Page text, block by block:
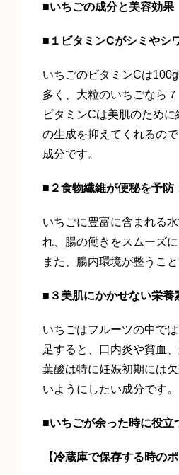
■いちごの成分と美容効果
■１ビタミンCがシミやシ
いちごのビタミンCは
多く、大粒のいちごなら
ビタミンCは美肌のため
の生成を抑えてくれるの
成分です。
■２食物繊維が便秘を予防
いちごに豊富に含まれる
れ、腸の働きをスムーズ
また、腸内環境が整うこ
■３美肌にかかせない栄養
いちごはフルーツの中で
足すると、口内炎や貧血
葉酸は特に妊娠初期には
いようにしたい成分です。
■いちごが余った時に役立
【冷蔵庫で保存する時のポ